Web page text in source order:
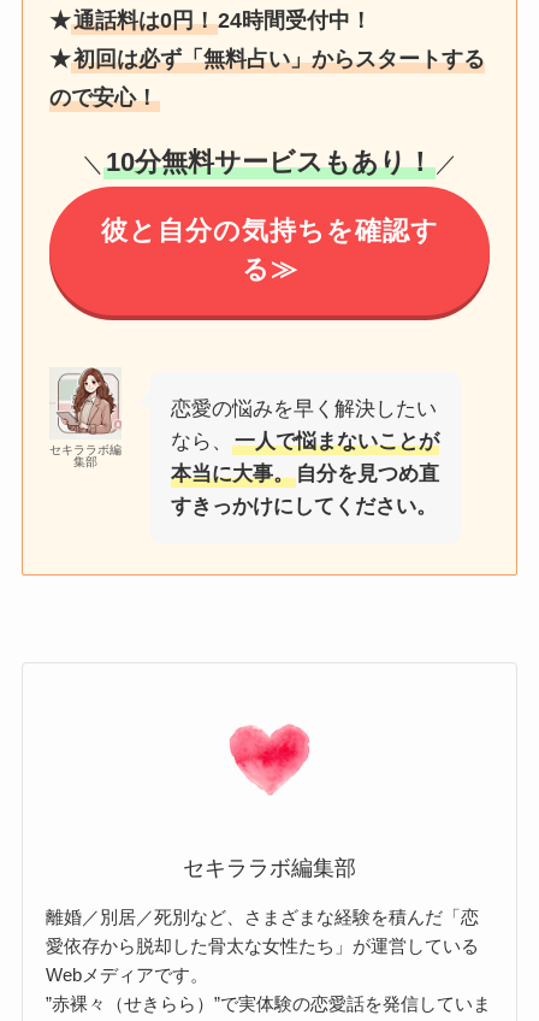
★通話料は0円！24時間受付中！
★初回は必ず「無料占い」からスタートする
ので安心！
＼ 10分無料サービスもあり！ ／
彼と自分の気持ちを確認す
る≫
セキララボ編
集部
恋愛の悩みを早く解決したい
なら、一人で悩まないことが
本当に大事。自分を見つめ直
すきっかけにしてください。
セキララボ編集部
離婚／別居／死別など、さまざまな経験を積んだ「恋
愛依存から脱却した骨太な女性たち」が運営している
Webメディアです。
”赤裸々（せきらら）”で実体験の恋愛話を発信していま